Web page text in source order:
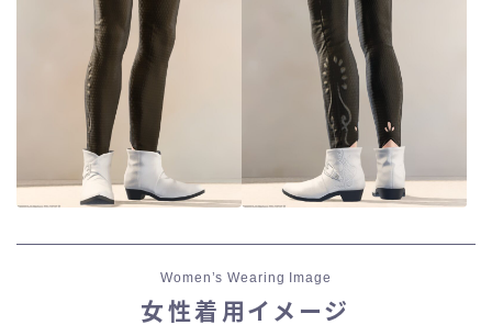
Women’s Wearing Image
女性着用イメージ